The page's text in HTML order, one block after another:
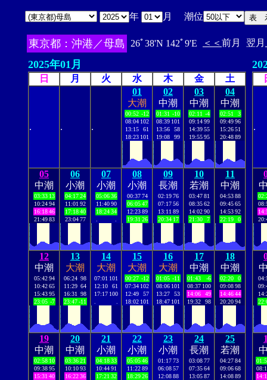
年 月 潮位
東京都：沖港／母島 26ﾟ38'N 142ﾟ9'E ＜＜ 前月 翌月
2025年01月
日 月 火 水 木 金 土
. . .
01
大潮
00:52 -12
08:04 102
13:15
61
18:23 101
02
中潮
01:31 -10
08:39 101
13:56
58
19:08
99
03
中潮
02:11 -4
09:14 99
14:39 55
19:55 95
04
中潮
02:51
3
09:49 96
15:26 51
20:48 89
05
中潮
03:33 13
10:24 94
16:18 46
21:49 83
06
小潮
04:17 24
11:01 92
17:18 40
23:04 77
07
小潮
05:06 36
11:40 90
18:24 34
08
小潮
00:37 74
06:05 47
12:23 89
19:31 26
09
長潮
02:19 76
07:17 56
13:11 89
20:34 17
10
若潮
03:47 81
08:35 62
14:02 90
21:30
7
11
中潮
04:53 88
09:45 65
14:53 92
22:19
0
12
中潮
05:42 94
10:42 65
15:43 95
23:05 -7
13
大潮
06:24 98
11:29 64
16:31
98
23:47-11
14
大潮
07:01 101
12:10
61
17:17 100
15
大潮
00:27 -12
07:34 102
12:49
57
18:02 101
16
大潮
01:05 -11
08:06 101
13:27
53
18:47 101
17
中潮
01:43
-6
08:37 100
14:06
49
19:32
98
18
中潮
02:20
0
09:08 98
14:46 44
20:20 94
19
中潮
02:58 10
09:38 95
15:31 40
20
中潮
03:36 21
10:10 93
16:22 36
21
小潮
04:18 33
10:44 91
17:21 32
22
小潮
05:05 46
11:22 89
18:29 26
23
小潮
01:17 73
06:08 57
12:08 88
24
長潮
03:08 77
07:35 64
13:05 87
25
若潮
04:27 84
09:06 68
14:08 89
.